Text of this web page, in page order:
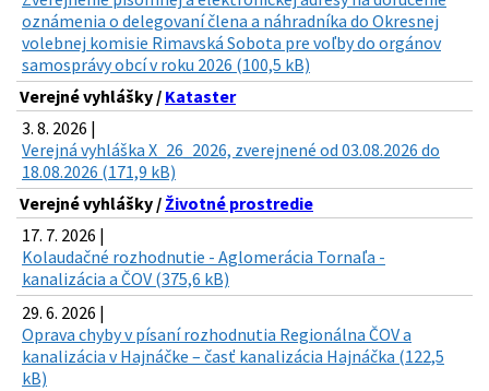
oznámenia o delegovaní člena a náhradníka do Okresnej
volebnej komisie Rimavská Sobota pre voľby do orgánov
samosprávy obcí v roku 2026 (100,5 kB)
Verejné vyhlášky / Kataster
3. 8. 2026 |
Verejná vyhláška X_26_2026, zverejnené od 03.08.2026 do
18.08.2026 (171,9 kB)
Verejné vyhlášky / Životné prostredie
17. 7. 2026 |
Kolaudačné rozhodnutie - Aglomerácia Tornaľa -
kanalizácia a ČOV (375,6 kB)
29. 6. 2026 |
Oprava chyby v písaní rozhodnutia Regionálna ČOV a
kanalizácia v Hajnáčke – časť kanalizácia Hajnáčka (122,5
kB)